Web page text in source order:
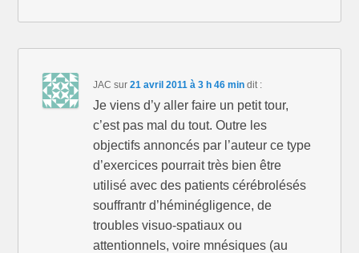
JAC sur21 avril 2011 à 3 h 46 min dit :
Je viens d’y aller faire un petit tour,
c’est pas mal du tout. Outre les
objectifs annoncés par l’auteur ce type
d’exercices pourrait très bien être
utilisé avec des patients cérébrolésés
souffrantr d’héminégligence, de
troubles visuo-spatiaux ou
attentionnels, voire mnésiques (au